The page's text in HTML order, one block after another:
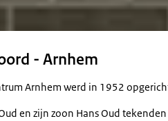
- Arnhem
Arnhem werd in 1952
en zijn zoon Hans Oud